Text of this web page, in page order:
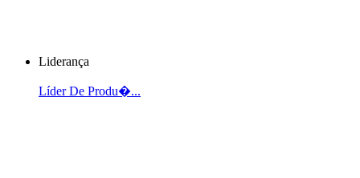
Liderança
Líder De Produ�...